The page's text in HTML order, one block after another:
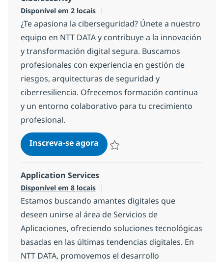
Disponível em 2 locais
¿Te apasiona la ciberseguridad? Únete a nuestro
equipo en NTT DATA y contribuye a la innovación
y transformación digital segura. Buscamos
profesionales con experiencia en gestión de
riesgos, arquitecturas de seguridad y
ciberresiliencia. Ofrecemos formación continua
y un entorno colaborativo para tu crecimiento
profesional.
Inscreva-se agoraCibersecurity
Application Services
Disponível em 8 locais
Estamos buscando amantes digitales que
deseen unirse al área de Servicios de
Aplicaciones, ofreciendo soluciones tecnológicas
basadas en las últimas tendencias digitales. En
NTT DATA, promovemos el desarrollo